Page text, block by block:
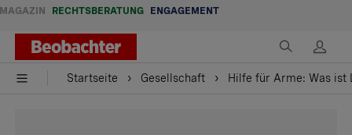
MAGAZIN RECHTSBERATUNG ENGAGEMENT
Startseite Gesellschaft Hilfe für Arme: Was ist